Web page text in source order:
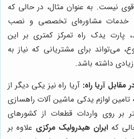
قوی نیست. به عنوان مثال، در حالی که
خدمات مشاوره‌ای تخصصی و نصب
پارت یدک راه تمرکز کمتری بر این
می‌تواند برای مشتریانی که نیاز به
داشته باشد.
آریا راه: آریا راه نیز یکی دیگر از
لوازم یدکی ماشین آلات راهسازی
روی واردات قطعات از کشورهای
که ایران هیدرولیک مرکزی علاوه بر